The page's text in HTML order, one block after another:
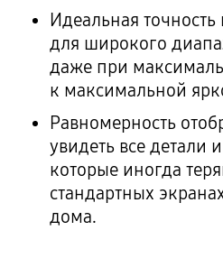
Идеальная
для широкого
даже при
к максимальной
Равномерность
увидеть все детали
которые иногда
стандартных
дома.